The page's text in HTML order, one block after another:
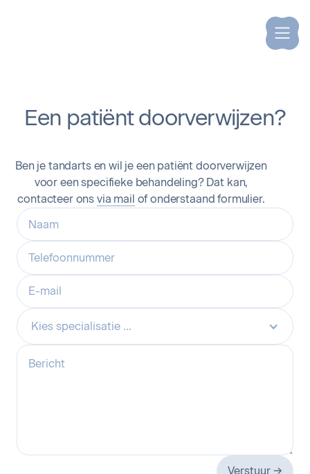
Een patiënt doorverwijzen?
Ben je tandarts en wil je een patiënt doorverwijzen
voor een specifieke behandeling? Dat kan,
contacteer onsvia mail of onderstaand formulier.
Kies specialisatie ...